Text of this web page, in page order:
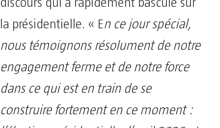
discours qui a rapidement basculé sur
la présidentielle. « En ce jour spécial,
nous témoignons résolument de notre
engagement ferme et de notre force
dans ce qui est en train de se
construire fortement en ce moment :